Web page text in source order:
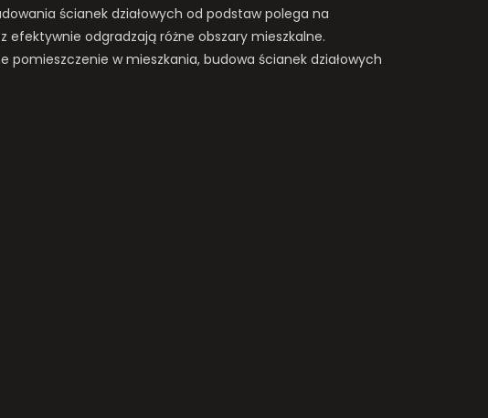
ścianek działowych od podstaw polega na
efektywnie odgradzają różne obszary mieszkalne.
w mieszkania, budowa ścianek działowych